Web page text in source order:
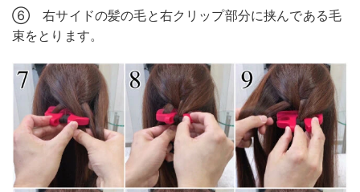
⑥ 右サイドの髪の毛と右クリップ部分に挟んである毛
束をとります。